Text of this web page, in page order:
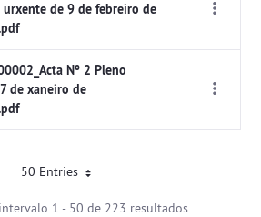
de 9 de febreiro de
Nº 2 Pleno
de xaneiro de
50 Entries
1 - 50 de 223 resultados.